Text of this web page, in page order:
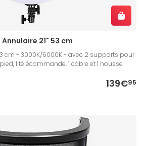
21" 53 cm
cm - 3000K/6000K - avec 2 supports pour
1 télécommande, 1 câble et 1 housse
139€95